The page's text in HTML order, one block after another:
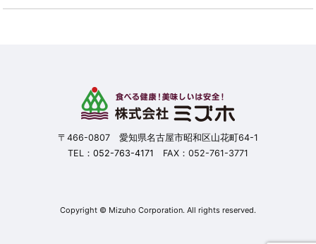
〒466-0807 愛知県名古屋市昭和区山花町64-1
TEL： 052-763-4171 FAX：052-761-3771
Copyright © Mizuho Corporation. All rights reserved.